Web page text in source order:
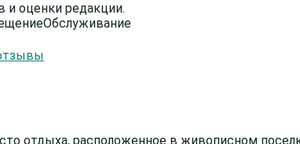
и оценки редакции.
Обслуживание
отдыха, расположенное в живописном